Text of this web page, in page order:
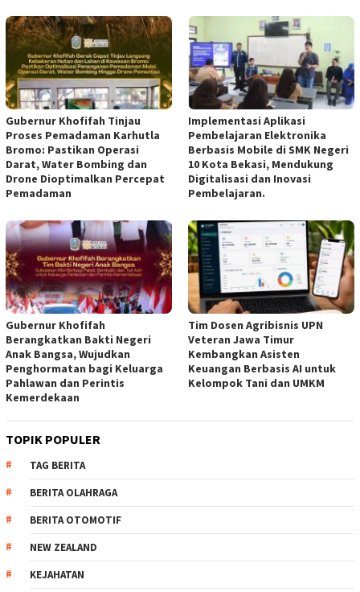
Gubernur Khofifah Tinjau
Proses Pemadaman Karhutla
Bromo: Pastikan Operasi
Darat, Water Bombing dan
Drone Dioptimalkan Percepat
Pemadaman
Implementasi Aplikasi
Pembelajaran Elektronika
Berbasis Mobile di SMK Negeri
10 Kota Bekasi, Mendukung
Digitalisasi dan Inovasi
Pembelajaran.
Gubernur Khofifah
Berangkatkan Bakti Negeri
Anak Bangsa, Wujudkan
Penghormatan bagi Keluarga
Pahlawan dan Perintis
Kemerdekaan
Tim Dosen Agribisnis UPN
Veteran Jawa Timur
Kembangkan Asisten
Keuangan Berbasis AI untuk
Kelompok Tani dan UMKM
TOPIK POPULER
TAG BERITA
BERITA OLAHRAGA
BERITA OTOMOTIF
NEW ZEALAND
KEJAHATAN